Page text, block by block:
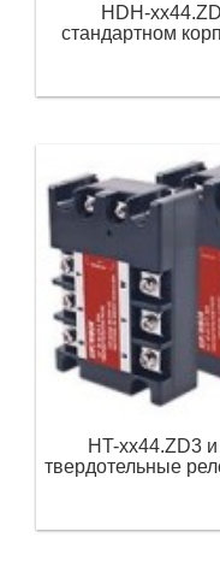
HDH-
стандартном
HT-xx44.ZD3
твердотельные